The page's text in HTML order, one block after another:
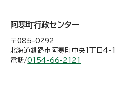
阿寒町行政センター
〒085-0292
北海道釧路市阿寒町中央1丁目4-1
電話/0154-66-2121